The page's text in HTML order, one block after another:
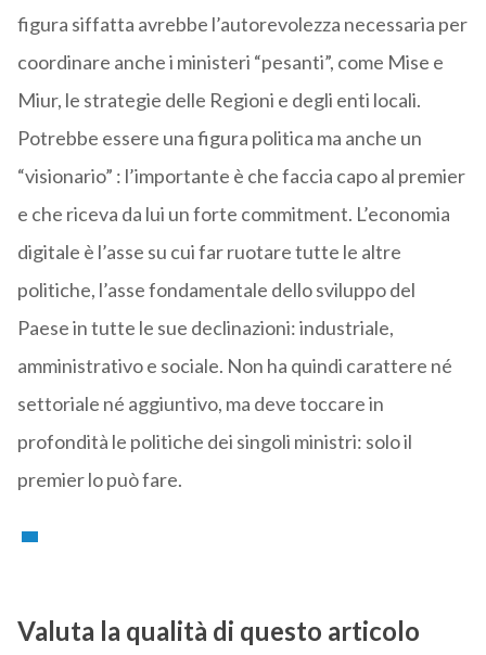
figura siffatta avrebbe l’autorevolezza necessaria per
coordinare anche i ministeri “pesanti”, come Mise e
Miur, le strategie delle Regioni e degli enti locali.
Potrebbe essere una figura politica ma anche un
“visionario” : l’importante è che faccia capo al premier
e che riceva da lui un forte commitment. L’economia
digitale è l’asse su cui far ruotare tutte le altre
politiche, l’asse fondamentale dello sviluppo del
Paese in tutte le sue declinazioni: industriale,
amministrativo e sociale. Non ha quindi carattere né
settoriale né aggiuntivo, ma deve toccare in
profondità le politiche dei singoli ministri: solo il
premier lo può fare.
Valuta la qualità di questo articolo